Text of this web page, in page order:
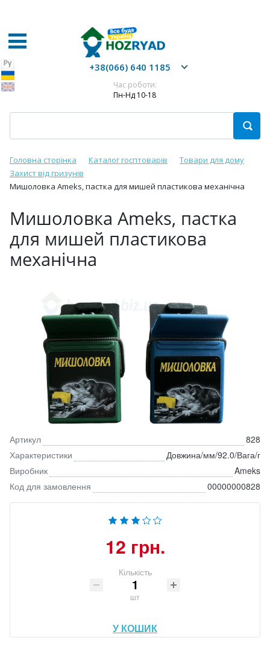
+38(066) 640 1185
Час роботи:
Пн-Нд 10-18
Головна сторінка Каталог госптоварів
Товари для дому
Захист від гризунів
Мишоловка Ameks, пастка для мишей пластикова механічна
Мишоловка Ameks, пастка
для мишей пластикова
механічна
Артикул
828
Характеристики
Довжина/мм/92.0/Вага/г
Виробник
Ameks
Код для замовлення
00000000828
12 грн.
Кількість
шт
У КОШИК